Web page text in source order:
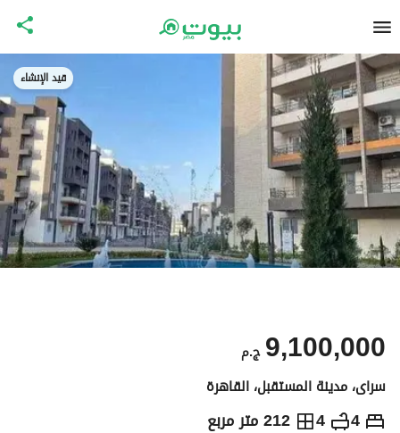
قيد الإنشاء
ج.م 9,100,000
سراى، مدينة المستقبل، القاهرة
4
4 212 متر مربع